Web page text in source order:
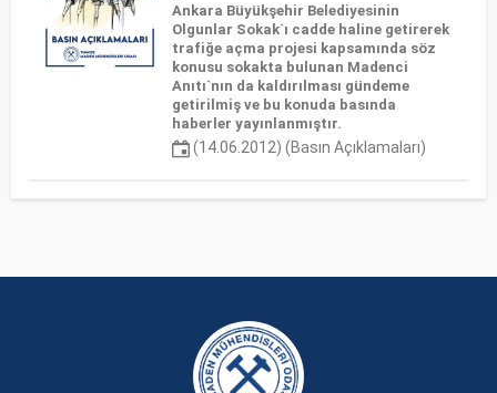
Ankara Büyükşehir Belediyesinin
Olgunlar Sokak`ı cadde haline getirerek
trafiğe açma projesi kapsamında söz
konusu sokakta bulunan Madenci
Anıtı`nın da kaldırılması gündeme
getirilmiş ve bu konuda basında
haberler yayınlanmıştır.
(14.06.2012) (Basın Açıklamaları)